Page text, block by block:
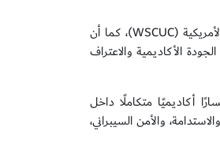
وجدير بالذكر أن جامعة عجمان حاصلة على الاعتماد من هيئة اعتماد مؤسسات التعليم العالي في الولايات المتحدة الأمريكية (WSCUC)، كما أن
الأكاديمية والاعتراف
أكاديميًا متكاملًا داخل
والأمن السيبراني،